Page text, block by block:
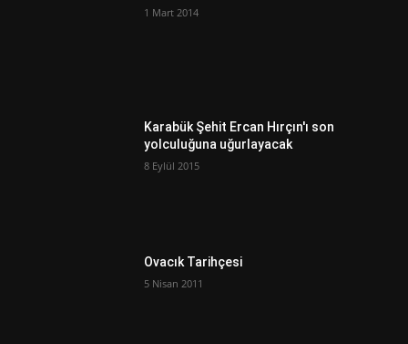
1 Mart 2014
Karabük Şehit Ercan Hırçın'ı son
yolculuğuna uğurlayacak
8 Eylül 2015
Ovacık Tarihçesi
5 Nisan 2011